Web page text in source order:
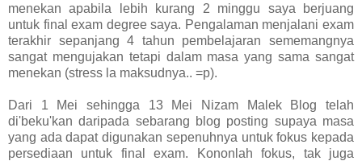
menekan apabila lebih kurang 2 minggu saya berjuang
untuk final exam degree saya. Pengalaman menjalani exam
terakhir sepanjang 4 tahun pembelajaran sememangnya
sangat mengujakan tetapi dalam masa yang sama sangat
menekan (stress la maksudnya.. =p).
Dari 1 Mei sehingga 13 Mei Nizam Malek Blog telah
di'beku'kan daripada sebarang blog posting supaya masa
yang ada dapat digunakan sepenuhnya untuk fokus kepada
persediaan untuk final exam. Kononlah fokus, tak juga